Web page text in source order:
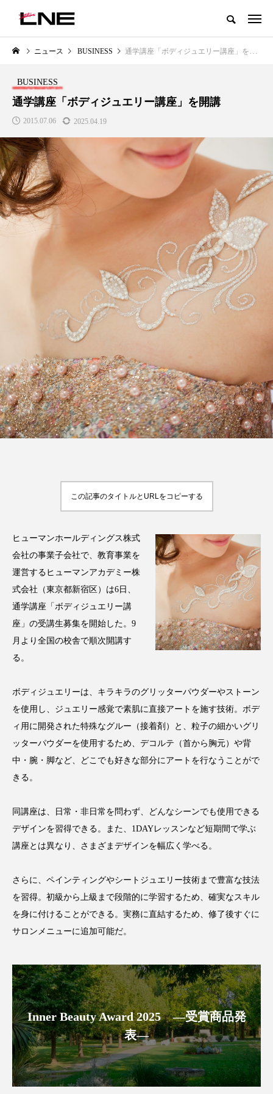
グローバルビューティ＆ヘルスケアビジネス誌
LIFESTYLE
SNSの「加工顔」と美容医療｜AI
がもたらす可能性とこれから
2026.07.13
BUSINESS
GWI調査から読み解く2030年の
都市型スパ――身近なウェルネ
の次世代モデル
2026.08.06
FEATURED
TAG LIST タグ一覧
AI B2B BeautyTech ChatGPT
アスタキサンチン
アンチエイジング アンチソリチュード
インタビュー インナービューティー 冷え
インナービューティーアワード2025受賞商品
ウェアラブルデバイス ウェルネス
エクソソーム オーガニック オゾン
カウンセリング
カカイオイル ガジェット キーワード
コグニティブヘルス コスト削減
コネクテッド・ビューティ コミュニケーション
コルチゾール サステナビリティ
サプリ サロンクレンジング サロン戦略
サロン経営 サロン連略 シャネル
スカルプ クレンジング 頻度 スカルプケア
スキンケア スキンケア 習慣
スキンケアルーティン ストレス スパ
ニュース BUSINESS 通学講座「ボディジュエリー講座」を開講
BUSINESS
通学講座「ボディジュエリー講座」を開講
2015.07.06 2025.04.19
この記事のタイトルとURLをコピーする
ヒューマンホールディングス株式
会社の事業子会社で、教育事業を
運営するヒューマンアカデミー株
式会社（東京都新宿区）は6日、
通学講座「ボディジュエリー講
座」の受講生募集を開始した。9
月より全国の校舎で順次開講す
る。
ボディジュエリーは、キラキラのグリッターパウダーやストーン
を使用し、ジュエリー感覚で素肌に直接アートを施す技術。ボデ
ィ用に開発された特殊なグルー（接着剤）と、粒子の細かいグリ
ッターパウダーを使用するため、デコルテ（首から胸元）や背
中・腕・脚など、どこでも好きな部分にアートを行なうことがで
きる。
同講座は、日常・非日常を問わず、どんなシーンでも使用できる
デザインを習得できる。また、1DAYレッスンなど短期間で学ぶ
講座とは異なり、さまざまデザインを幅広く学べる。
さらに、ペインティングやシートジュエリー技術まで豊富な技法
を習得。初級から上級まで段階的に学習するため、確実なスキル
を身に付けることができる。実務に直結するため、修了後すぐに
サロンメニューに追加可能だ。
Inner Beauty Award 2025 ―受賞商品発
表―